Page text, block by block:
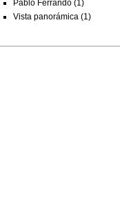
Pablo Ferrando (1)
Vista panorámica (1)